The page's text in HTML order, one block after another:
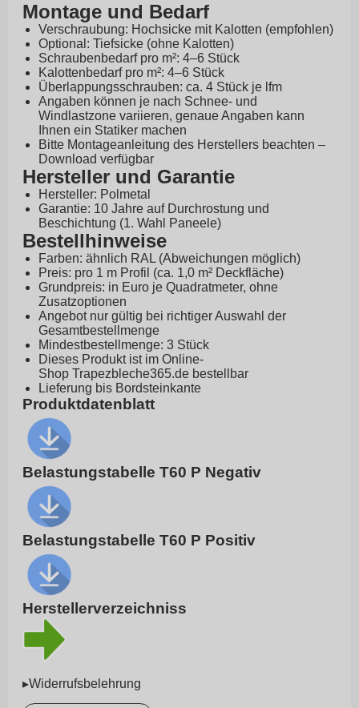
Montage und Bedarf
Verschraubung: Hochsicke mit Kalotten (empfohlen)
Optional: Tiefsicke (ohne Kalotten)
Schraubenbedarf pro m²: 4–6 Stück
Kalottenbedarf pro m²: 4–6 Stück
Überlappungsschrauben: ca. 4 Stück je lfm
Angaben können je nach Schnee- und
Windlastzone variieren, genaue Angaben kann
Ihnen ein Statiker machen
Bitte Montageanleitung des Herstellers beachten –
Download verfügbar
Hersteller und Garantie
Hersteller: Polmetal
Garantie: 10 Jahre auf Durchrostung und
Beschichtung (1. Wahl Paneele)
Bestellhinweise
Farben: ähnlich RAL (Abweichungen möglich)
Preis: pro 1 m Profil (ca. 1,0 m² Deckfläche)
Grundpreis: in Euro je Quadratmeter, ohne
Zusatzoptionen
Angebot nur gültig bei richtiger Auswahl der
Gesamtbestellmenge
Mindestbestellmenge: 3 Stück
Dieses Produkt ist im Online-
Shop Trapezbleche365.de bestellbar
Lieferung bis Bordsteinkante
Produktdatenblatt
Belastungstabelle T60 P Negativ
Belastungstabelle T60 P Positiv
Herstellerverzeichniss
▸Widerrufsbelehrung